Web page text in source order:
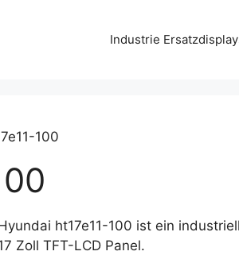
Industrie
100
ht17e11-100 ist ein
Zoll TFT-LCD Panel.